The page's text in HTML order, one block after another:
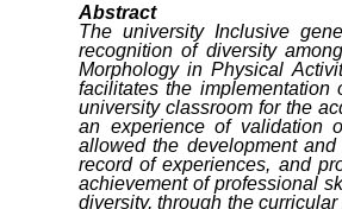
Abstract
The university Inclusive
recognition of diversity
Morphology in Physical
facilitates the
university classroom for the
an experience of validation
allowed the development
record of experiences, and
achievement of professional
diversity, through the